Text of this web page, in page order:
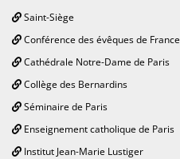
Saint-Siège
Conférence des évêques de France
Cathédrale Notre-Dame de Paris
Collège des Bernardins
Séminaire de Paris
Enseignement catholique de Paris
Institut Jean-Marie Lustiger